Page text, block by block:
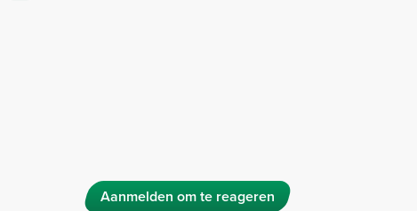
Aanmelden om te reageren